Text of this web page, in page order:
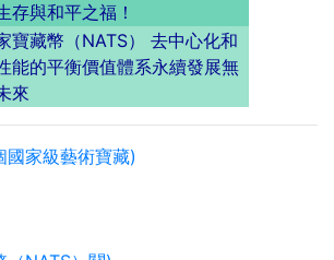
存與和平之福！
寶藏幣（NATS） 去中心化和
能的平衡價值體系永續發展無
來
國家級藝術寶藏)